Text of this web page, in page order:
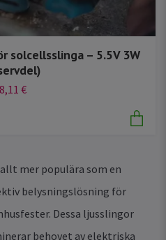
solcellsslinga – 5.5V 3W
€
mer populära som en
belysningslösning för
Dessa ljusslingor
behovet av elektriska